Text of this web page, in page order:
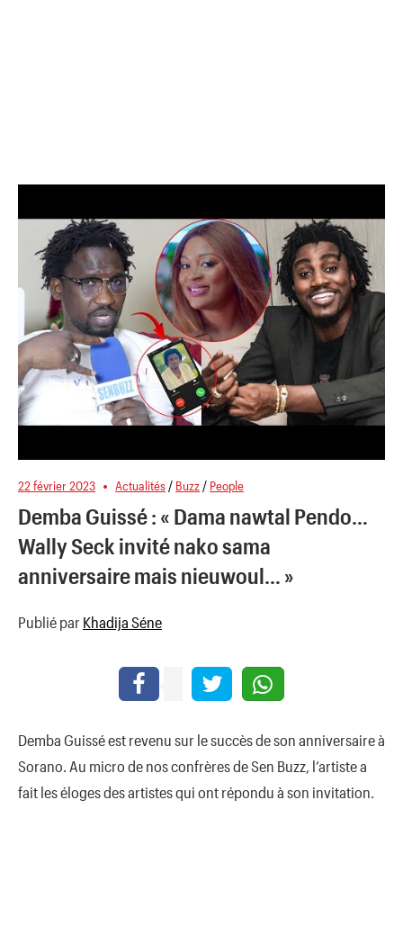
22 février 2023 Actualités / Buzz / People
Demba Guissé : « Dama nawtal Pendo…
Wally Seck invité nako sama
anniversaire mais nieuwoul… »
Publié par Khadija Séne
Demba Guissé est revenu sur le succès de son anniversaire à
Sorano. Au micro de nos confrères de Sen Buzz, l’artiste a
fait les éloges des artistes qui ont répondu à son invitation.